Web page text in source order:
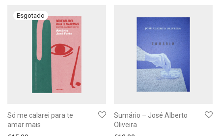
Só me calarei para te
amar mais
Sumário – José Alberto
Oliveira